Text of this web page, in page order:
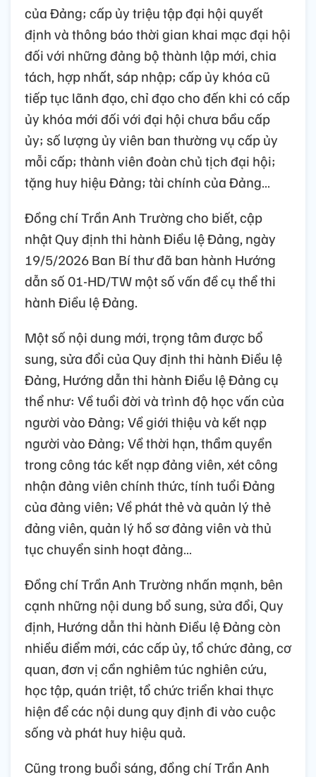
của Đảng; cấp ủy triệu tập đại hội quyết
định và thông báo thời gian khai mạc đại hội
đối với những đảng bộ thành lập mới, chia
tách, hợp nhất, sáp nhập; cấp ủy khóa cũ
tiếp tục lãnh đạo, chỉ đạo cho đến khi có cấp
ủy khóa mới đối với đại hội chưa bầu cấp
ủy; số lượng ủy viên ban thường vụ cấp ủy
mỗi cấp; thành viên đoàn chủ tịch đại hội;
tặng huy hiệu Đảng; tài chính của Đảng…
Đồng chí Trần Anh Trường cho biết, cập
nhật Quy định thi hành Điều lệ Đảng, ngày
19/5/2026 Ban Bí thư đã ban hành Hướng
dẫn số 01-HD/TW một số vấn đề cụ thể thi
hành Điều lệ Đảng.
Một số nội dung mới, trọng tâm được bổ
sung, sửa đổi của Quy định thi hành Điều lệ
Đảng, Hướng dẫn thi hành Điều lệ Đảng cụ
thể như: Về tuổi đời và trình độ học vấn của
người vào Đảng; Về giới thiệu và kết nạp
người vào Đảng; Về thời hạn, thẩm quyền
trong công tác kết nạp đảng viên, xét công
nhận đảng viên chính thức, tính tuổi Đảng
của đảng viên; Về phát thẻ và quản lý thẻ
đảng viên, quản lý hồ sơ đảng viên và thủ
tục chuyển sinh hoạt đảng…
Đồng chí Trần Anh Trường nhấn mạnh, bên
cạnh những nội dung bổ sung, sửa đổi, Quy
định, Hướng dẫn thi hành Điều lệ Đảng còn
nhiều điểm mới, các cấp ủy, tổ chức đảng, cơ
quan, đơn vị cần nghiêm túc nghiên cứu,
học tập, quán triệt, tổ chức triển khai thực
hiện để các nội dung quy định đi vào cuộc
sống và phát huy hiệu quả.
Cũng trong buổi sáng, đồng chí Trần Anh